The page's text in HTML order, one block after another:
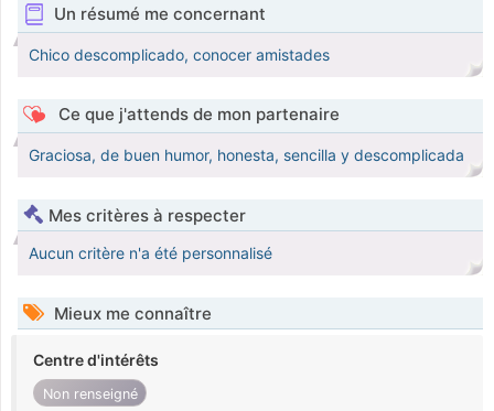
Un résumé me concernant
Chico descomplicado, conocer amistades
Ce que j'attends de mon partenaire
Graciosa, de buen humor, honesta, sencilla y descomplicada
Mes critères à respecter
Aucun critère n'a été personnalisé
Mieux me connaître
Centre d'intérêts
Non renseigné